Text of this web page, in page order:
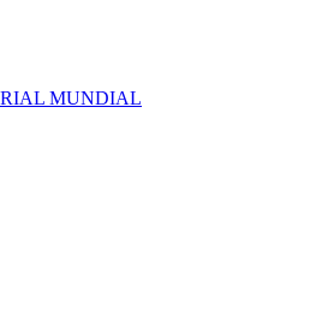
MUNDIAL